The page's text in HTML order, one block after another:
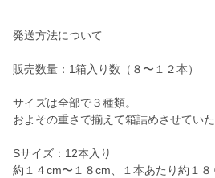
発送方法について
販売数量：1箱入り数（８〜１２本）
サイズは全部で３種類。
およその重さで揃えて箱詰めさせていた
Sサイズ：12本入り
約１４cm〜１８cm、１本あたり約１８